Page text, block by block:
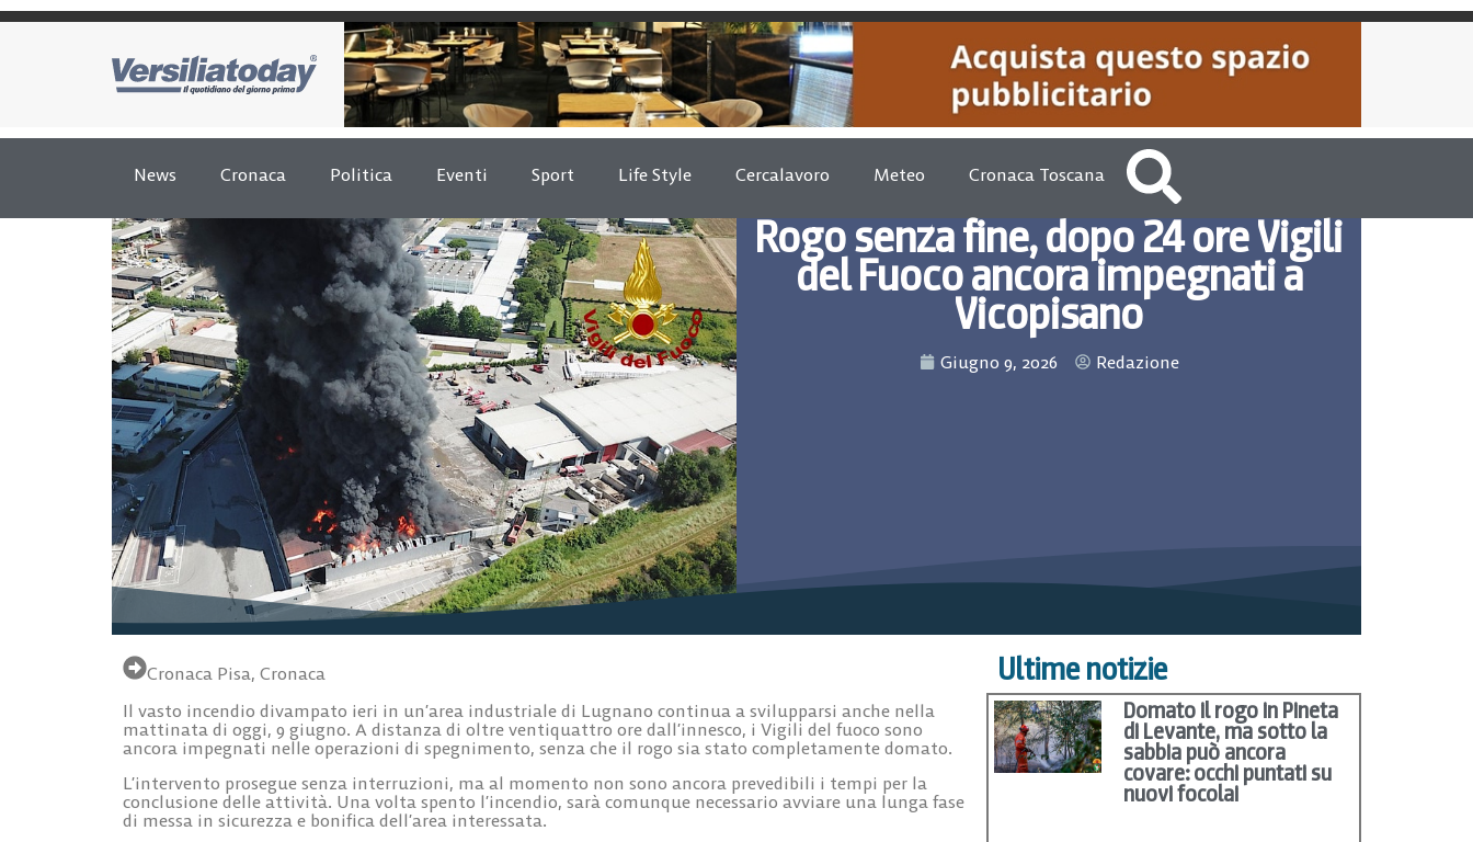
News Cronaca Politica Eventi Sport Life Style Cercalavoro Meteo Cronaca Toscana
Rogo senza fine, dopo 24 ore Vigili
del Fuoco ancora impegnati a
Vicopisano
Giugno 9, 2026 Redazione
Cronaca Pisa, Cronaca
Il vasto incendio divampato ieri in un’area industriale di Lugnano continua a svilupparsi anche nella
mattinata di oggi, 9 giugno. A distanza di oltre ventiquattro ore dall’innesco, i Vigili del fuoco sono
ancora impegnati nelle operazioni di spegnimento, senza che il rogo sia stato completamente domato.
L’intervento prosegue senza interruzioni, ma al momento non sono ancora prevedibili i tempi per la
conclusione delle attività. Una volta spento l’incendio, sarà comunque necessario avviare una lunga fase
di messa in sicurezza e bonifica dell’area interessata.
Ultime notizie
Domato il rogo in Pineta
di Levante, ma sotto la
sabbia può ancora
covare: occhi puntati su
nuovi focolai